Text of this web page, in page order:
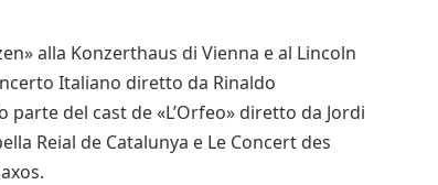
alla Konzerthaus di Vienna e al Lincoln
Italiano diretto da Rinaldo
del cast de «L’Orfeo» diretto da Jordi
Reial de Catalunya e Le Concert des